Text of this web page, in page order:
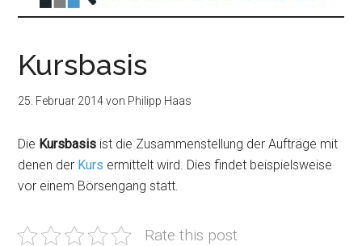
Kursbasis
25. Februar 2014von Philipp Haas
Die Kursbasis ist die Zusammenstellung der Aufträge mit
denen der Kurs ermittelt wird. Dies findet beispielsweise
vor einem Börsengang statt.
Rate this post